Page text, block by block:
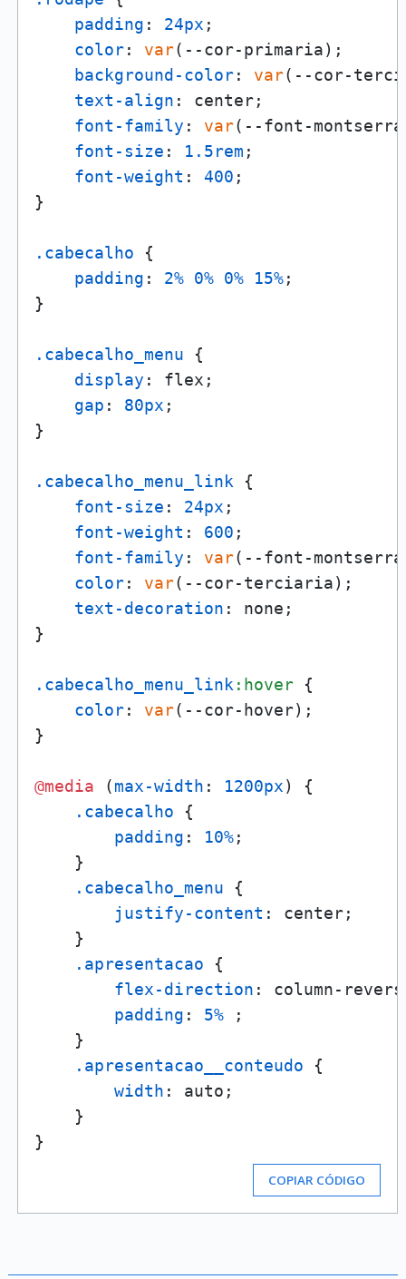
padding : 24px ;
color: var(--cor-primaria);
background-color: var(--cor-
text-align : center;
font-family : var(--font-
font-size : 1.5rem ;
font-weight : 400 ;
}
.cabecalho {
padding : 2% 0% 0% 15%;
}
.cabecalho_menu {
display : flex;
gap : 80px ;
}
.cabecalho_menu_link {
font-size : 24px ;
font-weight : 600 ;
font-family : var(--font-
color: var(--cor-terciaria);
text-decoration : none;
}
.cabecalho_menu_link :hover {
color: var(--cor-hover);
}
@media (max-width : 1200px) {
.cabecalho {
padding : 10%;
    }
.cabecalho_menu {
justify-content : center;
    }
.apresentacao {
flex-direction : column-
padding : 5% ;
    }
.apresentacao__conteudo {
width : auto;
    }
COPIAR CÓDIGO